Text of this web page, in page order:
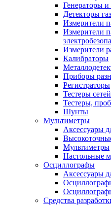
Генераторы
Детекторы
Измерители
Измерители
Измерители
Калибраторы
Приборы
Регистраторы
Тестеры
Тестеры,
Шунты
Мультиметры
Аксессуары
Мультиметры
Настольные
Осциллографы
Аксессуары
Средства